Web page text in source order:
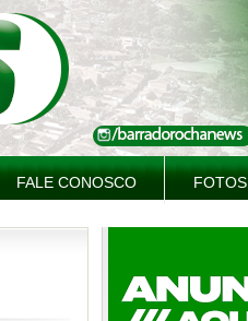
FALE CONOSCO FOTOS